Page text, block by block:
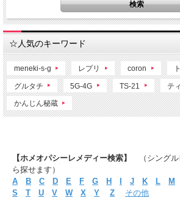
☆人気のキーワード
meneki-s-g レプリ coron
グルタチ 5G-4G TS-21 テ
かんじん秘蔵
【ホメオパシーレメディー検索】
（シング
ら探せます）
A
B C D E F G H J K L M
S
T U V W X Y Z
その他